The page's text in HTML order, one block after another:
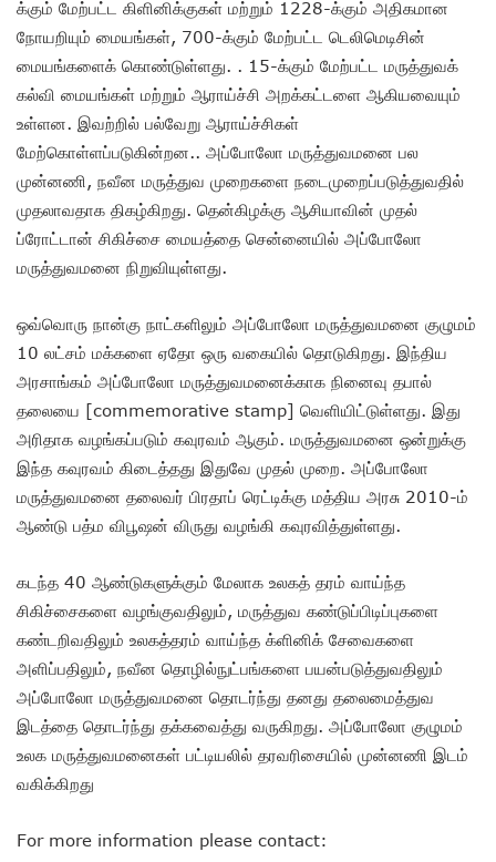
க்கும் மேற்பட்ட கிளினிக்குகள் மற்றும் 1228-க்கும் அதிகமான
நோயறியும் மையங்கள், 700-க்கும் மேற்பட்ட டெலிமெடிசின்
மையங்களைக் கொண்டுள்ளது. . 15-க்கும் மேற்பட்ட மருத்துவக்
கல்வி மையங்கள் மற்றும் ஆராய்ச்சி அறக்கட்டளை ஆகியவையும்
உள்ளன. இவற்றில் பல்வேறு ஆராய்ச்சிகள்
மேற்கொள்ளப்படுகின்றன.. அப்போலோ மருத்துவமனை பல
முன்னணி, நவீன மருத்துவ முறைகளை நடைமுறைப்படுத்துவதில்
முதலாவதாக திகழ்கிறது. தென்கிழக்கு ஆசியாவின் முதல்
ப்ரோட்டான் சிகிச்சை மையத்தை சென்னையில் அப்போலோ
மருத்துவமனை நிறுவியுள்ளது.
ஒவ்வொரு நான்கு நாட்களிலும் அப்போலோ மருத்துவமனை குழுமம்
10 லட்சம் மக்களை ஏதோ ஒரு வகையில் தொடுகிறது. இந்திய
அரசாங்கம் அப்போலோ மருத்துவமனைக்காக நினைவு தபால்
தலையை [commemorative stamp] வெளியிட்டுள்ளது. இது
அரிதாக வழங்கப்படும் கவுரவம் ஆகும். மருத்துவமனை ஒன்றுக்கு
இந்த கவுரவம் கிடைத்தது இதுவே முதல் முறை. அப்போலோ
மருத்துவமனை தலைவர் பிரதாப் ரெட்டிக்கு மத்திய அரசு 2010-ம்
ஆண்டு பத்ம விபூஷன் விருது வழங்கி கவுரவித்துள்ளது.
கடந்த 40 ஆண்டுகளுக்கும் மேலாக உலகத் தரம் வாய்ந்த
சிகிச்சைகளை வழங்குவதிலும், மருத்துவ கண்டுப்பிடிப்புகளை
கண்டறிவதிலும் உலகத்தரம் வாய்ந்த க்ளினிக் சேவைகளை
அளிப்பதிலும், நவீன தொழில்நுட்பங்களை பயன்படுத்துவதிலும்
அப்போலோ மருத்துவமனை தொடர்ந்து தனது தலைமைத்துவ
இடத்தை தொடர்ந்து தக்கவைத்து வருகிறது. அப்போலோ குழுமம்
உலக மருத்துவமனைகள் பட்டியலில் தரவரிசையில் முன்னணி இடம்
வகிக்கிறது
For more information please contact: